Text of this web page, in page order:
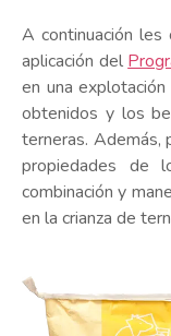
A continuación les
aplicación del
en una
obtenidos y los
terneras. Además,
propiedades de
combinación y
en la crianza de